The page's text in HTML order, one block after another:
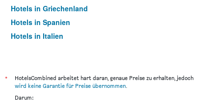
Hotels in Griechenland
Hotels in Spanien
Hotels in Italien
*
HotelsCombined arbeitet hart daran, genaue Preise zu erhalten, jedoch
wird keine Garantie für Preise übernommen.
Darum: